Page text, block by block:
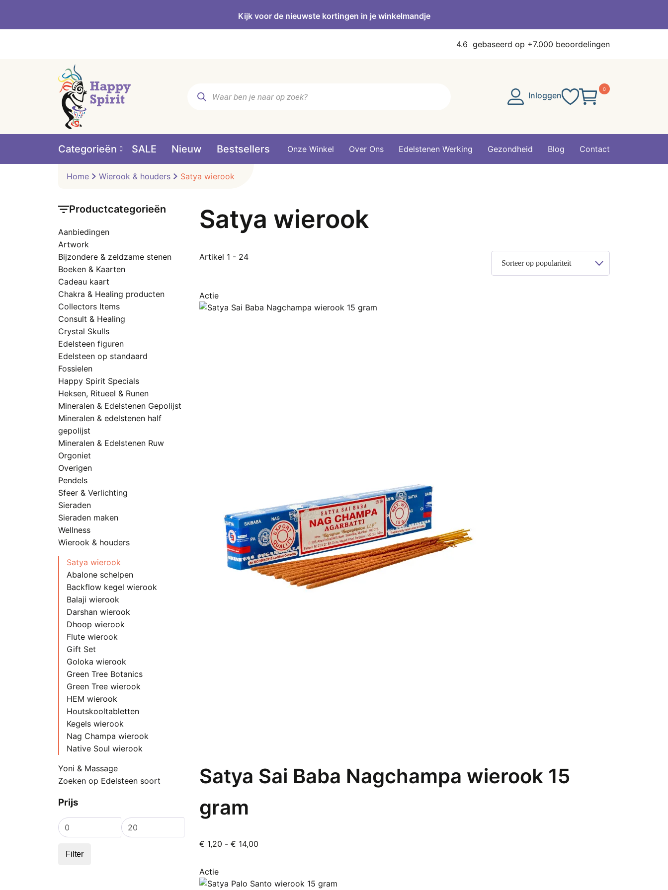
Kijk voor de nieuwste kortingen in je winkelmandje
4.6 gebaseerd op +7.000 beoordelingen
zoeken
Inloggen
0
Categorieën SALE Nieuw Bestsellers Onze Winkel Over Ons Edelstenen Werking Gezondheid Blog Contact
Home Wierook & houders Satya wierook
Productcategorieën
Aanbiedingen
Artwork
Bijzondere & zeldzame stenen
Boeken & Kaarten
Cadeau kaart
Chakra & Healing producten
Collectors Items
Consult & Healing
Crystal Skulls
Edelsteen figuren
Edelsteen op standaard
Fossielen
Happy Spirit Specials
Heksen, Ritueel & Runen
Mineralen & Edelstenen Gepolijst
Mineralen & edelstenen half
gepolijst
Mineralen & Edelstenen Ruw
Orgoniet
Overigen
Pendels
Sfeer & Verlichting
Sieraden
Sieraden maken
Wellness
Wierook & houders
Satya wierook
Abalone schelpen
Backflow kegel wierook
Balaji wierook
Darshan wierook
Dhoop wierook
Flute wierook
Gift Set
Goloka wierook
Green Tree Botanics
Green Tree wierook
HEM wierook
Houtskooltabletten
Kegels wierook
Nag Champa wierook
Native Soul wierook
Olie
Palo Santo wierook
Sacred Elements
Smudge (sticks)
Touw Wierook
Vijayshree
Yoni & Massage
Zoeken op Edelsteen soort
Prijs
prijs
prijs
Filter
Satya wierook
Artikel 1 - 24Gesorteerd
Actie
Satya Sai Baba Nagchampa wierook 15
gram
€ 1,20 - € 14,00Prijsklasse:
€ 14,00
heeft
Actie